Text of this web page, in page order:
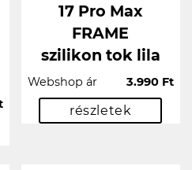
17 Pro Max
FRAME
szilikon tok lila
Webshop ár 3.990 Ft
részletek